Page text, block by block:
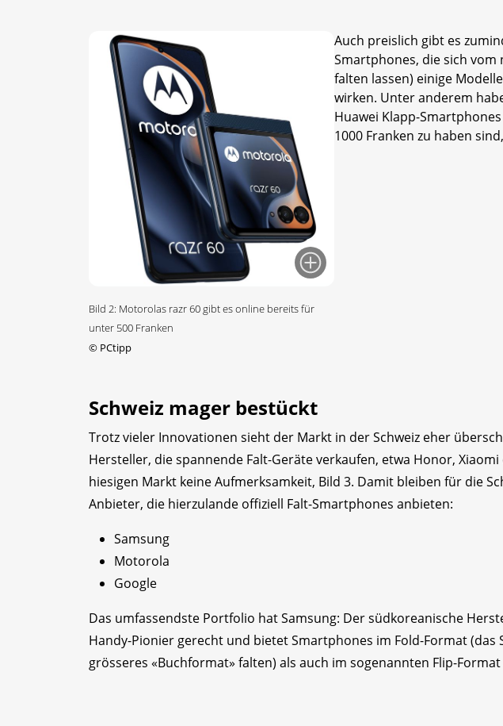
Bild 2: Motorolas razr 60 gibt es online bereits für
unter 500 Franken
© PCtipp
Auch preislich gibt es
Smartphones, die sich
falten lassen) einige
wirken. Unter anderem
Huawei Klapp-
1000 Franken zu haben
Schweiz mager bestückt
Trotz vieler Innovationen sieht der Markt in der Schweiz eher
Hersteller, die spannende Falt-Geräte verkaufen, etwa Honor,
hiesigen Markt keine Aufmerksamkeit, Bild 3. Damit bleiben für die
Anbieter, die hierzulande offiziell Falt-Smartphones anbieten:
Samsung
Motorola
Google
Das umfassendste Portfolio hat Samsung: Der südkoreanische
Handy-Pionier gerecht und bietet Smartphones im Fold-Format (das
grösseres «Buchformat» falten) als auch im sogenannten Flip-Format